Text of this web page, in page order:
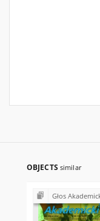
OBJECTS similar
Głos